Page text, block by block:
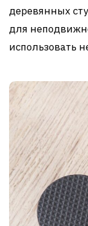
деревянных
для
использовать